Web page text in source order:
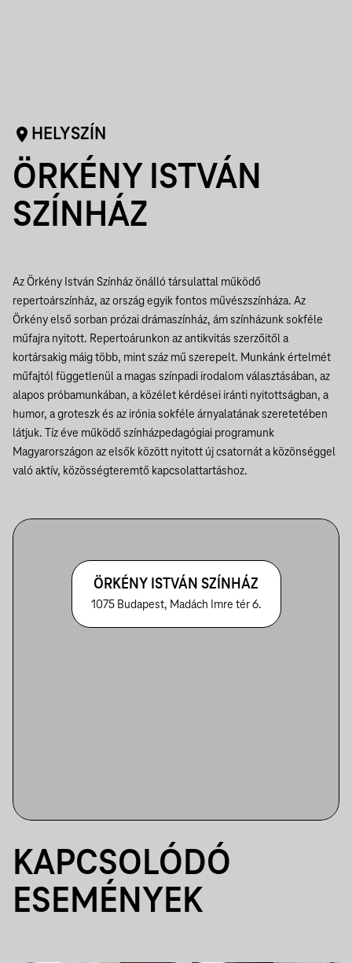
HELYSZÍN
ÖRKÉNY ISTVÁN
SZÍNHÁZ
Az Örkény István Színház önálló társulattal működő
repertoárszínház, az ország egyik fontos művészszínháza. Az
Örkény első sorban prózai drámaszínház, ám színházunk sokféle
műfajra nyitott. Repertoárunkon az antikvitás szerzőitől a
kortársakig máig több, mint száz mű szerepelt. Munkánk értelmét
műfajtól függetlenül a magas színpadi irodalom választásában, az
alapos próbamunkában, a közélet kérdései iránti nyitottságban, a
humor, a groteszk és az irónia sokféle árnyalatának szeretetében
látjuk. Tíz éve működő színházpedagógiai programunk
Magyarországon az elsők között nyitott új csatornát a közönséggel
való aktív, közösségteremtő kapcsolattartáshoz.
ÖRKÉNY ISTVÁN SZÍNHÁZ
1075 Budapest, Madách Imre tér 6.
KAPCSOLÓDÓ
ESEMÉNYEK